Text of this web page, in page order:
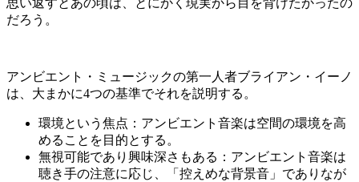
思い返すとあの頃は、とにかく現実から目を背けたかったの
だろう。
アンビエント・ミュージックの第一人者ブライアン・イーノ
は、大まかに4つの基準でそれを説明する。
環境という焦点：アンビエント音楽は空間の環境を高
めることを目的とする。
無視可能であり興味深さもある：アンビエント音楽は
聴き手の注意に応じ、「控えめな背景音」でありなが